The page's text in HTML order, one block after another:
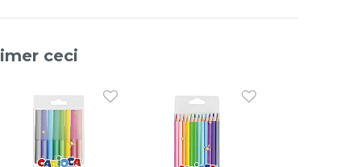
ceci